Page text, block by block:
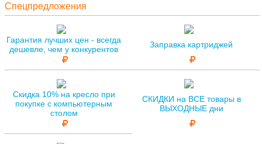
Спецпредложения
Гарантия лучших цен - всегда
дешевле, чем у конкурентов
Заправка картриджей
Скидка 10% на кресло при
покупке с компьютерным
столом
СКИДКИ на ВСЕ товары в
ВЫХОДНЫЕ дни